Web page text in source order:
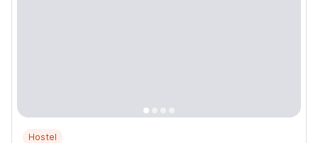
Hostel